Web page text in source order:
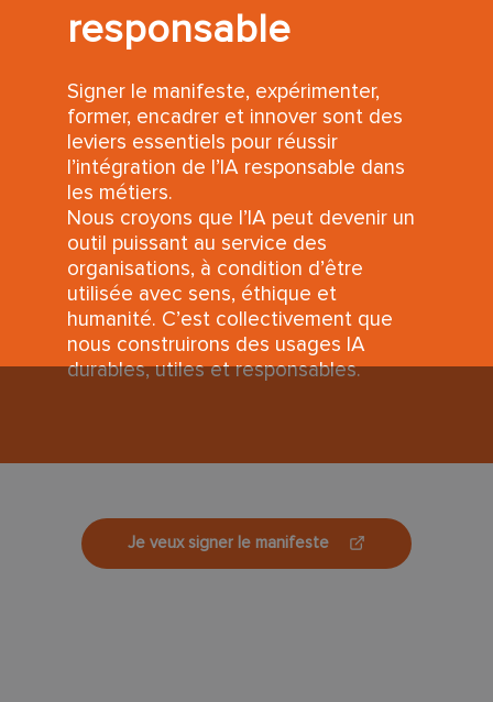
responsable
Signer le manifeste, expérimenter,
former, encadrer et innover sont des
leviers essentiels pour réussir
l’intégration de l’IA responsable dans
les métiers.
Nous croyons que l’IA peut devenir un
outil puissant au service des
organisations, à condition d’être
utilisée avec sens, éthique et
humanité. C’est collectivement que
nous construirons des usages IA
durables, utiles et responsables.
Je veux signer le manifeste